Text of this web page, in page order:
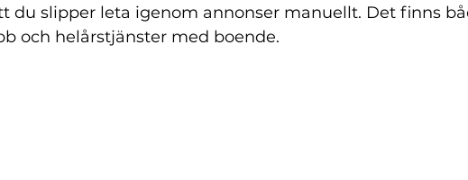
du slipper leta igenom annonser manuellt. Det finns
och helårstjänster med boende.